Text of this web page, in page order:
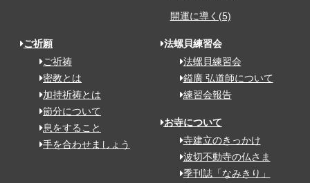
開運に導く(5)
ご祈願
ご祈祷
密教とは
加持祈祷とは
節分について
息をすること
手を合わせましょう
法螺貝練習会
法螺貝練習会
鎰廣 弘道師について
練習会報告
お寺について
寺建立のきっかけ
波切不動寺の仏さま
季刊誌「なみきり」